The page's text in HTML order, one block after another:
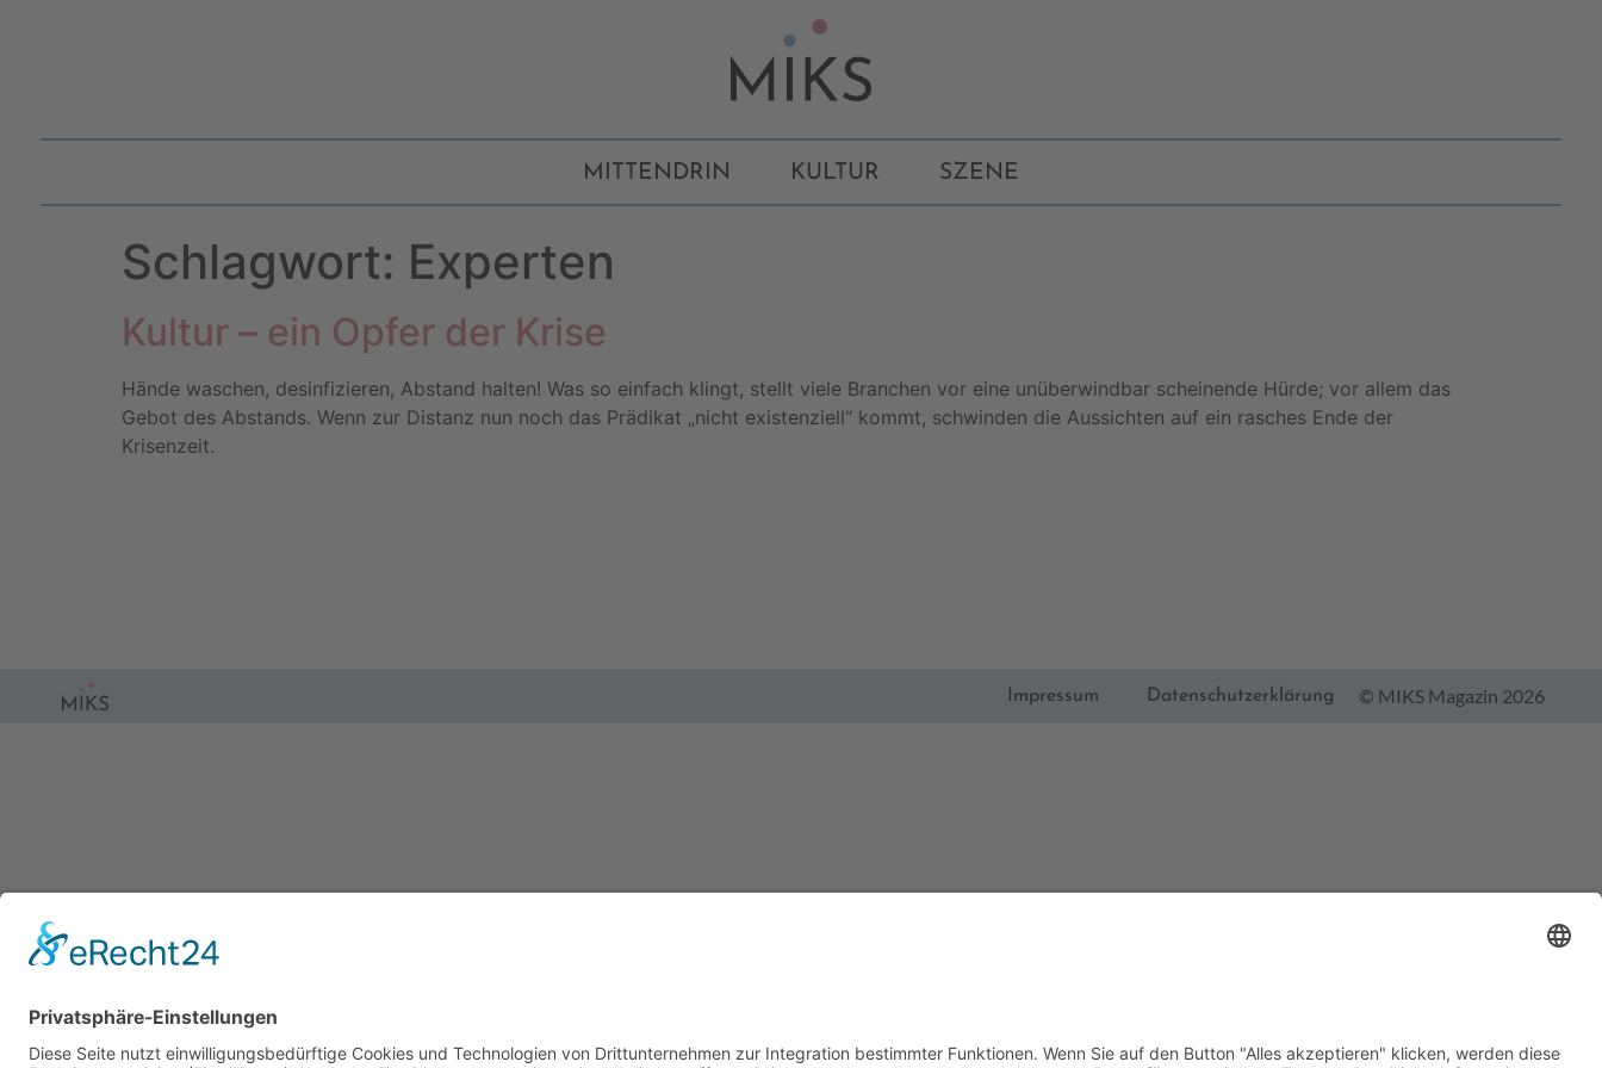
MITTENDRIN KULTUR SZENE
Schlagwort: Experten
Kultur – ein Opfer der Krise
Hände waschen, desinfizieren, Abstand halten! Was so einfach klingt, stellt viele Branchen vor eine unüberwindbar scheinende Hürde; vor allem das
Gebot des Abstands. Wenn zur Distanz nun noch das Prädikat „nicht existenziell“ kommt, schwinden die Aussichten auf ein rasches Ende der
Krisenzeit.
Impressum Datenschutzerklärung © MIKS Magazin 2026